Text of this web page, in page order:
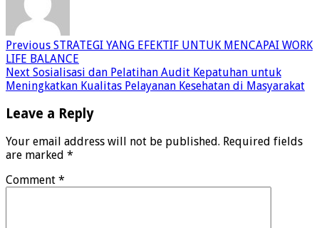
Previous STRATEGI YANG EFEKTIF UNTUK MENCAPAI WORK
LIFE BALANCE
Next Sosialisasi dan Pelatihan Audit Kepatuhan untuk
Meningkatkan Kualitas Pelayanan Kesehatan di Masyarakat
Leave a Reply
Your email address will not be published. Required fields
are marked *
Comment *